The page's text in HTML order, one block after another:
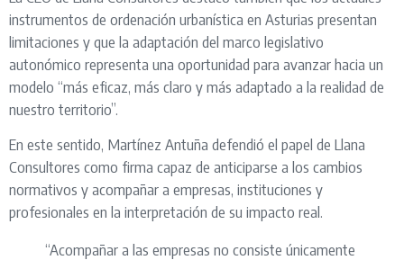
instrumentos de ordenación urbanística en Asturias presentan
limitaciones y que la adaptación del marco legislativo
autonómico representa una oportunidad para avanzar hacia un
modelo “más eficaz, más claro y más adaptado a la realidad de
nuestro territorio”.
En este sentido, Martínez Antuña defendió el papel de Llana
Consultores como firma capaz de anticiparse a los cambios
normativos y acompañar a empresas, instituciones y
profesionales en la interpretación de su impacto real.
“Acompañar a las empresas no consiste únicamente